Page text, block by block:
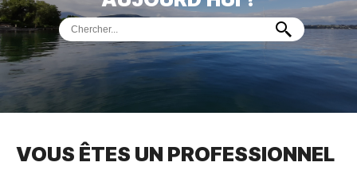
VOTREMAIRIE
VIEPRATIQUE
PORTDE PLAISANCE
VOUS ÊTES UN PROFESSIONNEL